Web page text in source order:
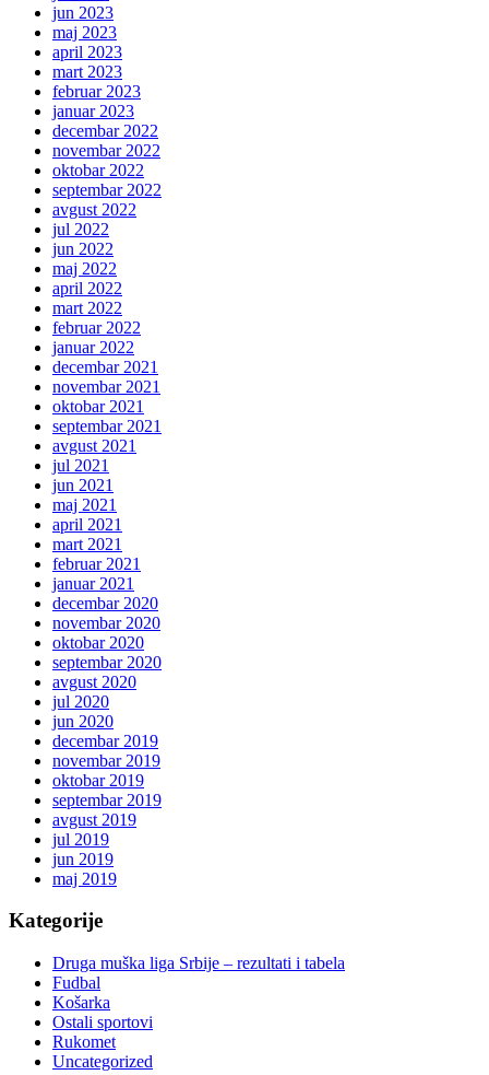
jun 2023
maj 2023
april 2023
mart 2023
februar 2023
januar 2023
decembar 2022
novembar 2022
oktobar 2022
septembar 2022
avgust 2022
jul 2022
jun 2022
maj 2022
april 2022
mart 2022
februar 2022
januar 2022
decembar 2021
novembar 2021
oktobar 2021
septembar 2021
avgust 2021
jul 2021
jun 2021
maj 2021
april 2021
mart 2021
februar 2021
januar 2021
decembar 2020
novembar 2020
oktobar 2020
septembar 2020
avgust 2020
jul 2020
jun 2020
decembar 2019
novembar 2019
oktobar 2019
septembar 2019
avgust 2019
jul 2019
jun 2019
maj 2019
Kategorije
Druga muška liga Srbije – rezultati i tabela
Fudbal
Košarka
Ostali sportovi
Rukomet
Uncategorized